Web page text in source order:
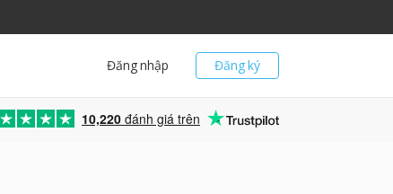
Đăng ký
Đăng nhập
10,220 đánh giá trên